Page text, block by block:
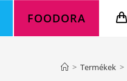
FOODORA
> Termékek >